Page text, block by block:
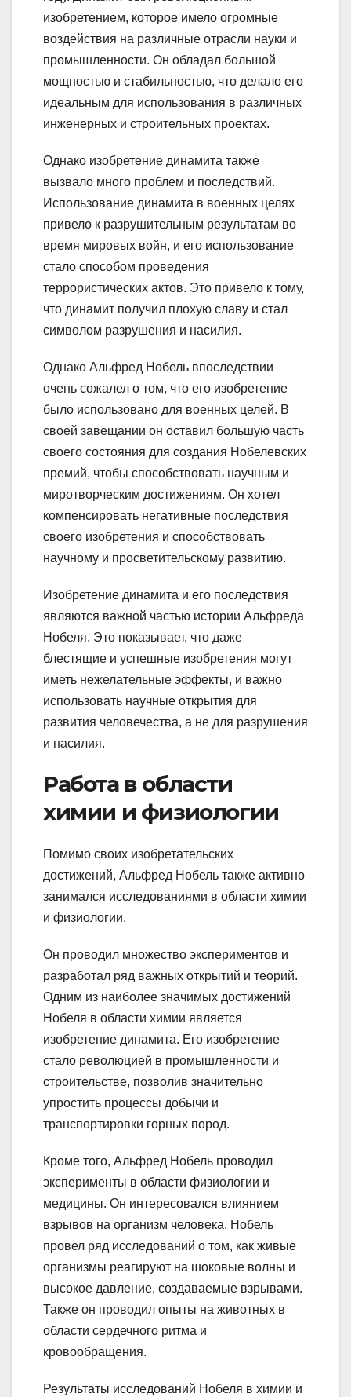
изобретением, которое имело огромные
воздействия на различные отрасли науки и
промышленности. Он обладал большой
мощностью и стабильностью, что делало его
идеальным для использования в различных
инженерных и строительных проектах.
Однако изобретение динамита также
вызвало много проблем и последствий.
Использование динамита в военных целях
привело к разрушительным результатам во
время мировых войн, и его использование
стало способом проведения
террористических актов. Это привело к тому,
что динамит получил плохую славу и стал
символом разрушения и насилия.
Однако Альфред Нобель впоследствии
очень сожалел о том, что его изобретение
было использовано для военных целей. В
своей завещании он оставил большую часть
своего состояния для создания Нобелевских
премий, чтобы способствовать научным и
миротворческим достижениям. Он хотел
компенсировать негативные последствия
своего изобретения и способствовать
научному и просветительскому развитию.
Изобретение динамита и его последствия
являются важной частью истории Альфреда
Нобеля. Это показывает, что даже
блестящие и успешные изобретения могут
иметь нежелательные эффекты, и важно
использовать научные открытия для
развития человечества, а не для разрушения
и насилия.
Работа в области
химии и физиологии
Помимо своих изобретательских
достижений, Альфред Нобель также активно
занимался исследованиями в области химии
и физиологии.
Он проводил множество экспериментов и
разработал ряд важных открытий и теорий.
Одним из наиболее значимых достижений
Нобеля в области химии является
изобретение динамита. Его изобретение
стало революцией в промышленности и
строительстве, позволив значительно
упростить процессы добычи и
транспортировки горных пород.
Кроме того, Альфред Нобель проводил
эксперименты в области физиологии и
медицины. Он интересовался влиянием
взрывов на организм человека. Нобель
провел ряд исследований о том, как живые
организмы реагируют на шоковые волны и
высокое давление, создаваемые взрывами.
Также он проводил опыты на животных в
области сердечного ритма и
кровообращения.
Результаты исследований Нобеля в химии и